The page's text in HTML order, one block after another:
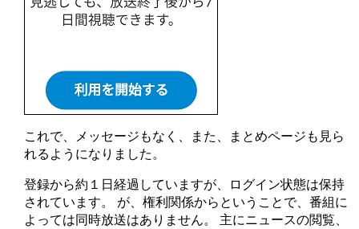
これで、メッセージもなく、また、まとめページも見ら
れるようになりました。
登録から約１日経過していますが、ログイン状態は保持
されています。 が、権利関係からということで、番組に
よっては同時放送はありません。 主にニュースの閲覧、